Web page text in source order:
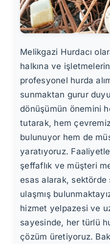
Melikgazi Hurdacı
halkına ve
profesyonel hurda
sunmaktan gurur
dönüşümün önemini
tutarak, hem
bulunuyor hem de
yaratıyoruz.
şeffaflık ve müşteri
esas alarak, sektörde
ulaşmış
hizmet yelpazesi ve
sayesinde, her türlü
çözüm üretiyoruz.